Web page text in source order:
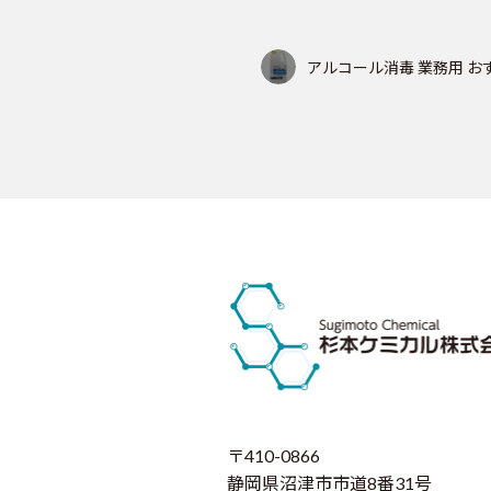
アルコール消毒 業務用 お
〒410-0866
静岡県沼津市市道8番31号